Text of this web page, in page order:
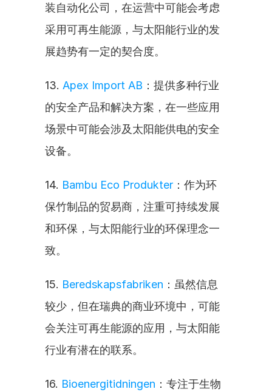
装自动化公司，在运营中可能会考虑
采用可再生能源，与太阳能行业的发
展趋势有一定的契合度。
13. Apex Import AB ：提供多种行业
的安全产品和解决方案，在一些应用
场景中可能会涉及太阳能供电的安全
设备。
14. Bambu Eco Produkter ：作为环
保竹制品的贸易商，注重可持续发展
和环保，与太阳能行业的环保理念一
致。
15. Beredskapsfabriken ：虽然信息
较少，但在瑞典的商业环境中，可能
会关注可再生能源的应用，与太阳能
行业有潜在的联系。
16. Bioenergitidningen ：专注于生物